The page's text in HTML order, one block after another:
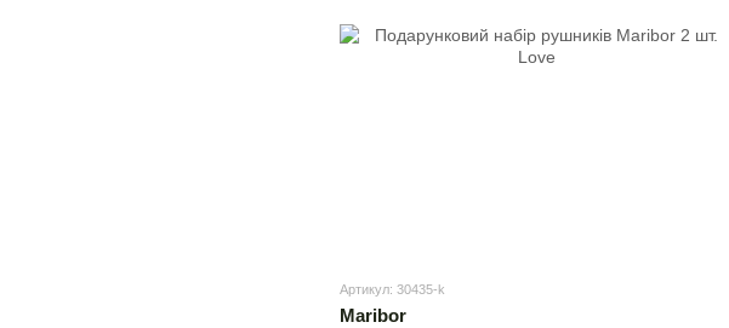
Артикул: 30435-k
Maribor